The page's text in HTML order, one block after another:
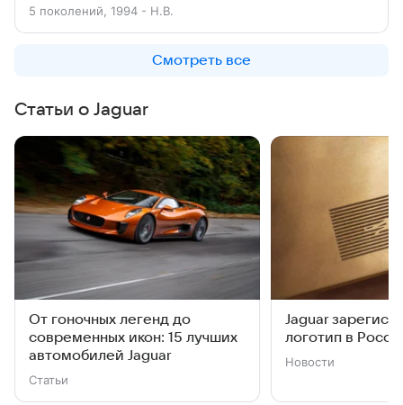
5 поколений, 1994 - Н.В.
Смотреть все
Статьи о Jaguar
От гоночных легенд до
современных икон: 15 лучших
автомобилей Jaguar
Статьи
Jaguar
логотип в
Новости